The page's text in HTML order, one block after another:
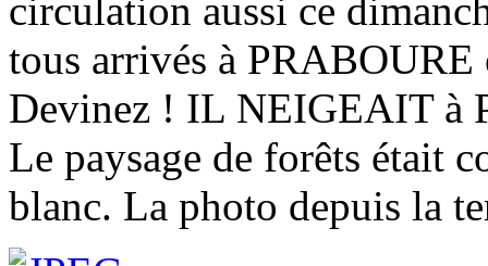
circulation aussi ce
tous arrivés à
Devinez ! IL NEIGEAIT à
Le paysage de forêts était
blanc. La photo depuis la